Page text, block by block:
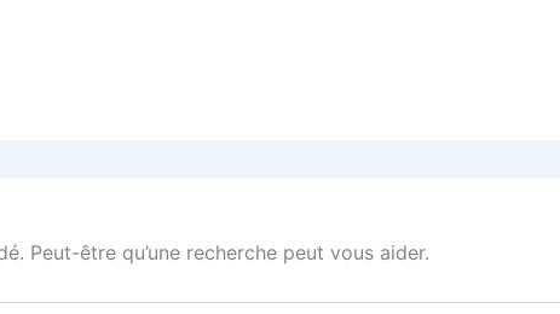
Peut-être qu’une recherche peut vous aider.